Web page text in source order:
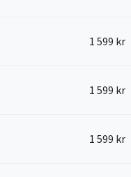
1 599 kr
1 599 kr
1 599 kr